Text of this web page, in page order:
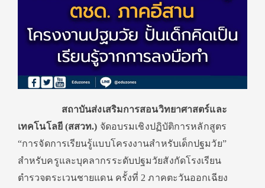
สถาบันส่งเสริมการสอนวิทยาศาสตร์และ
เทคโนโลยี (สสวท.) จัดอบรมเชิงปฏิบัติการหลักสูตร
“การจัดการเรียนรู้แบบโครงงานสำหรับเด็กปฐมวัย”
สำหรับครูและบุคลากรระดับปฐมวัยสังกัดโรงเรียน
ตำรวจตระเวนชายแดน ครั้งที่ 2 ภาคตะวันออกเฉียง